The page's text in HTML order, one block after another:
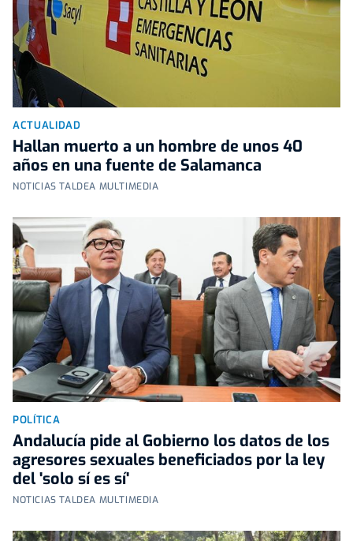
ACTUALIDAD
Hallan muerto a un hombre de unos 40
años en una fuente de Salamanca
NOTICIAS TALDEA MULTIMEDIA
POLÍTICA
Andalucía pide al Gobierno los datos de los
agresores sexuales beneficiados por la ley
del 'solo sí es sí'
NOTICIAS TALDEA MULTIMEDIA